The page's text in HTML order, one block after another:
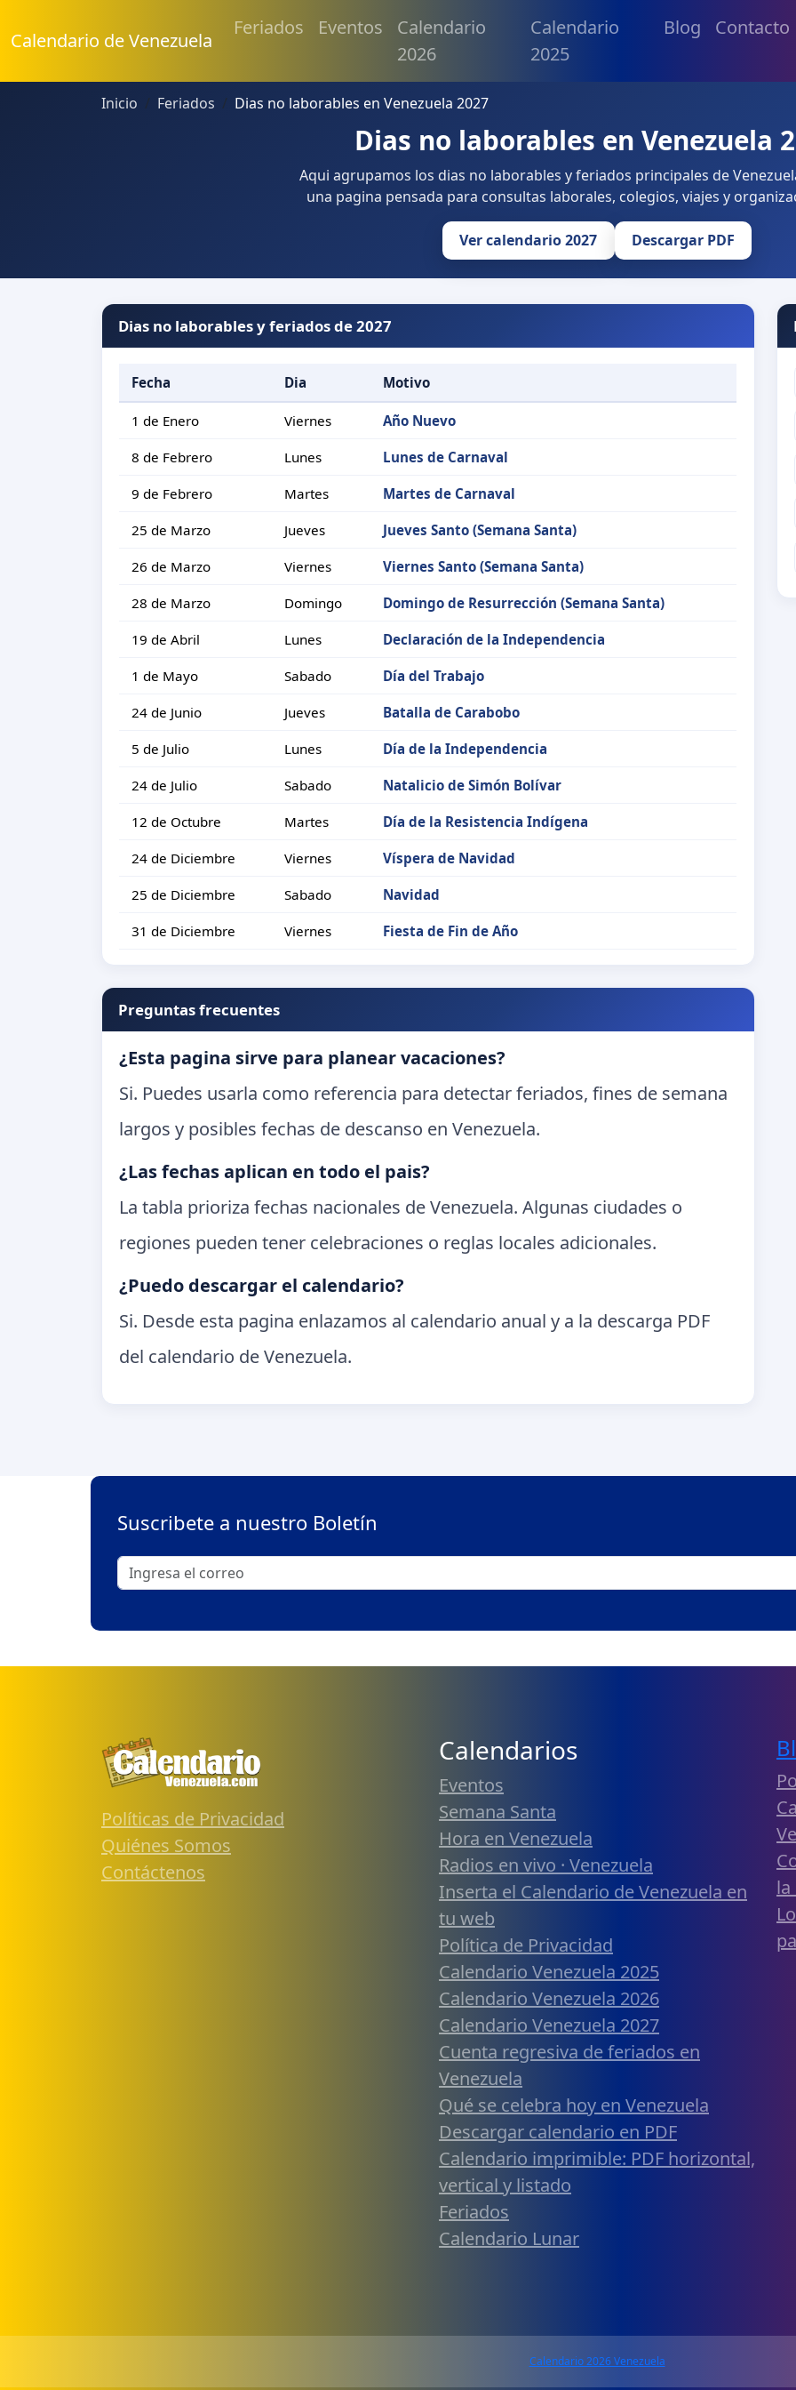
Calendario de Venezuela
Feriados Eventos
Calendario
2026
Calendario
2025
Blog Contacto
Inicio Feriados Dias no laborables en Venezuela 2027
Dias no laborables en Venezuela
Aqui agrupamos los dias no laborables y feriados principales de
una pagina pensada para consultas laborales, colegios, viajes y
Ver calendario 2027 Descargar PDF
Dias no laborables y feriados de 2027
Fecha Dia Motivo
1 de Enero Viernes Año Nuevo
8 de Febrero Lunes Lunes de Carnaval
9 de Febrero Martes Martes de Carnaval
25 de Marzo Jueves Jueves Santo (Semana Santa)
26 de Marzo Viernes Viernes Santo (Semana Santa)
28 de Marzo Domingo Domingo de Resurrección (Semana Santa)
19 de Abril Lunes Declaración de la Independencia
1 de Mayo Sabado Día del Trabajo
24 de Junio Jueves Batalla de Carabobo
5 de Julio Lunes Día de la Independencia
24 de Julio Sabado Natalicio de Simón Bolívar
12 de Octubre Martes Día de la Resistencia Indígena
24 de Diciembre Viernes Víspera de Navidad
25 de Diciembre Sabado Navidad
31 de Diciembre Viernes Fiesta de Fin de Año
Preguntas frecuentes
¿Esta pagina sirve para planear vacaciones?
Si. Puedes usarla como referencia para detectar feriados, fines de semana
largos y posibles fechas de descanso en Venezuela.
¿Las fechas aplican en todo el pais?
La tabla prioriza fechas nacionales de Venezuela. Algunas ciudades o
regiones pueden tener celebraciones o reglas locales adicionales.
¿Puedo descargar el calendario?
Si. Desde esta pagina enlazamos al calendario anual y a la descarga PDF
del calendario de Venezuela.
Suscribete a nuestro Boletín
Políticas de Privacidad
Quiénes Somos
Contáctenos
Calendarios
Eventos
Semana Santa
Hora en Venezuela
Radios en vivo · Venezuela
Inserta el Calendario de Venezuela en
tu web
Política de Privacidad
Calendario Venezuela 2025
Calendario Venezuela 2026
Calendario Venezuela 2027
Cuenta regresiva de feriados en
Venezuela
Qué se celebra hoy en Venezuela
Descargar calendario en PDF
Calendario imprimible: PDF horizontal,
vertical y listado
Feriados
Calendario Lunar
la
Calendario 2026 Venezuela